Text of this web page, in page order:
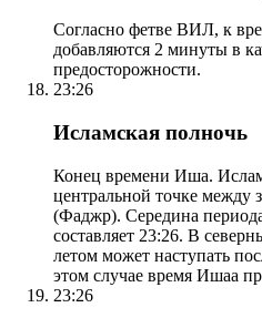
Согласно фетве ВИЛ, к
добавляются 2 минуты в
предосторожности.
23:26
Исламская полночь
Конец времени Иша.
центральной точке между
(Фаджр). Середина
составляет 23:26. В
летом может наступать
этом случае время Ишаа
23:26